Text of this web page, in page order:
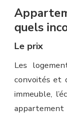
quels
Le prix
Les
convoités et
immeuble,